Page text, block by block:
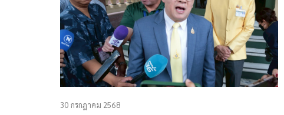
30 กรกฎาคม 2568